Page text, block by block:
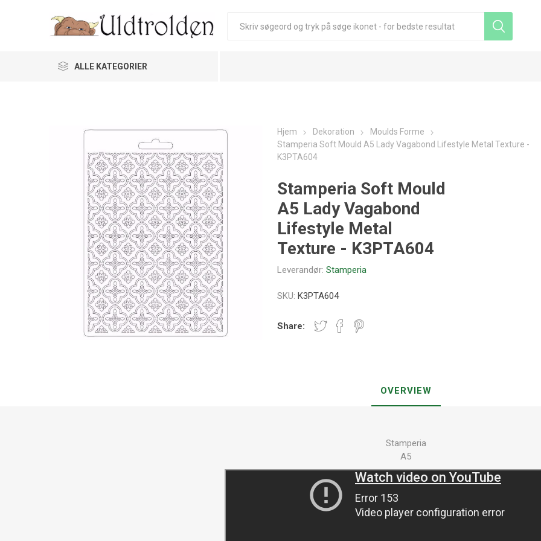
ALLE KATEGORIER
Hjem Dekoration
Moulds Forme
Stamperia Soft Mould A5 Lady Vagabond Lifestyle Metal Texture -
K3PTA604
Stamperia Soft Mould
A5 Lady Vagabond
Lifestyle Metal
Texture - K3PTA604
Leverandør: Stamperia
SKU: K3PTA604
Share:
OVERVIEW
Stamperia
A5